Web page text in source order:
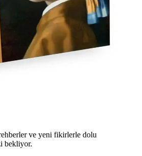
ve yeni fikirlerle dolu
bekliyor.